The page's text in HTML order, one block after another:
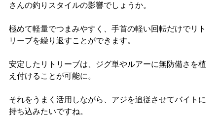
さんの釣りスタイルの影響でしょうか。
極めて軽量でつまみやすく、手首の軽い回転だけでリト
リーブを繰り返すことができます。
安定したリトリーブは、ジグ単やルアーに無防備さを植
え付けることが可能に。
それをうまく活用しながら、アジを追従させてバイトに
持ち込みたいですね。